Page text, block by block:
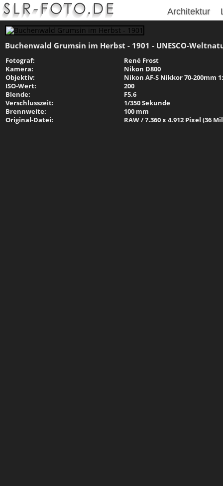
Architektur
Buchenwald Grumsin im Herbst - 1901 - UNESCO-
Fotograf:
René Frost
Kamera:
Nikon D800
Objektiv:
Nikon AF-S Nikkor 70-200mm
ISO-Wert:
200
Blende:
F5.6
Verschlusszeit:
1/350 Sekunde
Brennweite:
100 mm
Original-Datei:
RAW / 7.360 x 4.912 Pixel (36